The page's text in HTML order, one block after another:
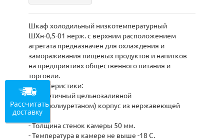
Шкаф холодильный низкотемпературный
ШХн-0,5-01 нерж. с верхним расположением
агрегата предназначен для охлаждения и
замораживания пищевых продуктов и напитков
на предприятиях общественного питания и
торговли.
Характеристики:
- Герметичный цельнозаливной
(пенополиуретаном) корпус из нержавеющей
стали.
- Толщина стенок камеры 50 мм.
- Температура в камере не выше -18 С.
Рассчитать
доставку